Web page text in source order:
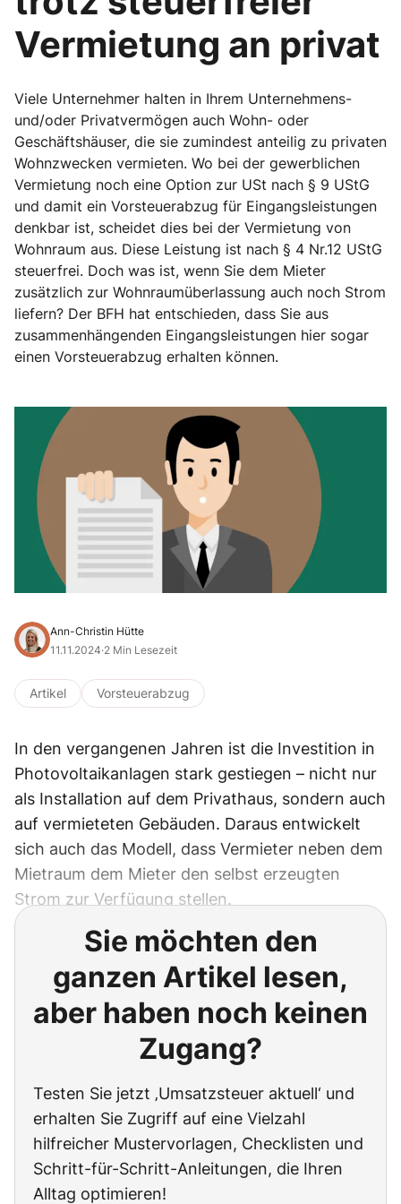
Vermietung an privat
Viele Unternehmer halten in Ihrem Unternehmens-
und/oder Privatvermögen auch Wohn- oder
Geschäftshäuser, die sie zumindest anteilig zu privaten
Wohnzwecken vermieten. Wo bei der gewerblichen
Vermietung noch eine Option zur USt nach § 9 UStG
und damit ein Vorsteuerabzug für Eingangsleistungen
denkbar ist, scheidet dies bei der Vermietung von
Wohnraum aus. Diese Leistung ist nach § 4 Nr.12 UStG
steuerfrei. Doch was ist, wenn Sie dem Mieter
zusätzlich zur Wohnraumüberlassung auch noch Strom
liefern? Der BFH hat entschieden, dass Sie aus
zusammenhängenden Eingangsleistungen hier sogar
einen Vorsteuerabzug erhalten können.
Ann-Christin Hütte
11.11.2024·2 Min Lesezeit
Artikel Vorsteuerabzug
In den vergangenen Jahren ist die Investition in
Photovoltaikanlagen stark gestiegen – nicht nur
als Installation auf dem Privathaus, sondern auch
auf vermieteten Gebäuden. Daraus entwickelt
sich auch das Modell, dass Vermieter neben dem
Mietraum dem Mieter den selbst erzeugten
Strom zur Verfügung stellen.
Sie möchten den
ganzen Artikel lesen,
aber haben noch keinen
Zugang?
Testen Sie jetzt ‚Umsatzsteuer aktuell‘ und
erhalten Sie Zugriff auf eine Vielzahl
hilfreicher Mustervorlagen, Checklisten und
Schritt-für-Schritt-Anleitungen, die Ihren
Alltag optimieren!